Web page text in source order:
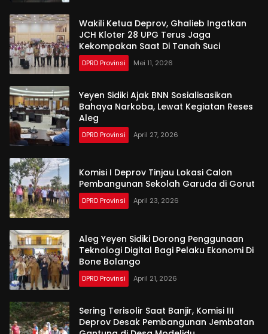
Wakili Ketua Deprov, Ghalieb Ingatkan
JCH Kloter 28 UPG Terus Jaga
Kekompakan Saat Di Tanah Suci
DPRD Provinsi Mei 11, 2026
Yeyen Sidiki Ajak BNN Sosialisasikan
Bahaya Narkoba, Lewat Kegiatan Reses
Aleg
DPRD Provinsi April 27, 2026
Komisi I Deprov Tinjau Lokasi Calon
Pembangunan Sekolah Garuda di Gorut
DPRD Provinsi April 23, 2026
Aleg Yeyen Sidiki Dorong Penggunaan
Teknologi Digital Bagi Pelaku Ekonomi Di
Bone Bolango
DPRD Provinsi April 21, 2026
Sering Terisolir Saat Banjir, Komisi III
Deprov Desak Pembangunan Jembatan